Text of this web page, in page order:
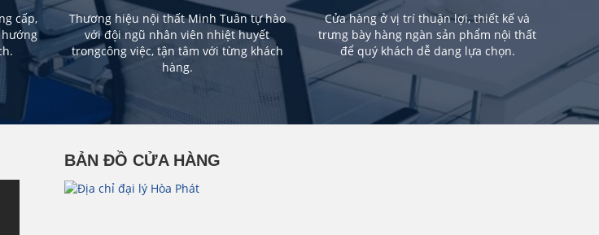
cấp,
Thương hiệu nội thất Minh Tuân tự hào
với đội ngũ nhân viên nhiệt huyết
trongcông việc, tận tâm với từng khách
hàng.
Cửa hàng ở vị trí thuận lợi, thiết kế và
trưng bày hàng ngàn sản phẩm nội thất
để quý khách dễ dang lựa chọn.
BẢN ĐỒ CỬA HÀNG